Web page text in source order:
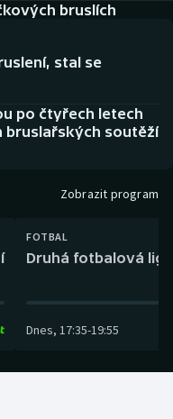
bruslích
stal se
po čtyřech letech
bruslařských soutěží
Zobrazit program
FOTBAL
Druhá fotbalová
Dnes, 17:35-19:55